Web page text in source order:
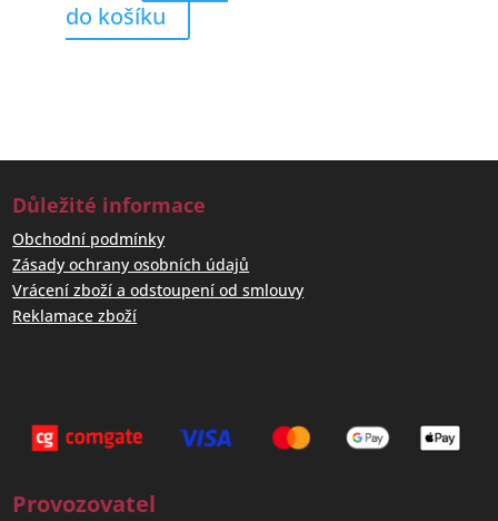
do košíku
Důležité informace
Obchodní podmínky
Zásady ochrany osobních údajů
Vrácení zboží a odstoupení od smlouvy
Reklamace zboží
Provozovatel